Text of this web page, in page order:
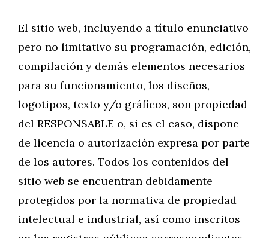
El sitio web, incluyendo a título enunciativo
pero no limitativo su programación, edición,
compilación y demás elementos necesarios
para su funcionamiento, los diseños,
logotipos, texto y/o gráficos, son propiedad
del RESPONSABLE o, si es el caso, dispone
de licencia o autorización expresa por parte
de los autores. Todos los contenidos del
sitio web se encuentran debidamente
protegidos por la normativa de propiedad
intelectual e industrial, así como inscritos